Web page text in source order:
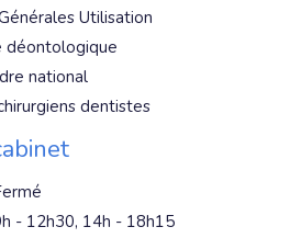
Utilisation
déontologique
national
dentistes
- 12h30, 14h - 18h15